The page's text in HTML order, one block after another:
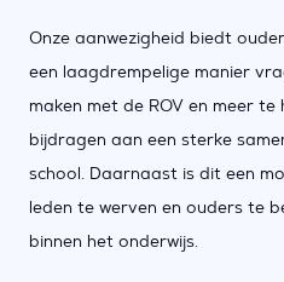
Onze aanwezigheid biedt
een laagdrempelige manier
maken met de ROV en meer
bijdragen aan een sterke
school. Daarnaast is dit een
leden te werven en ouders te
binnen het onderwijs.